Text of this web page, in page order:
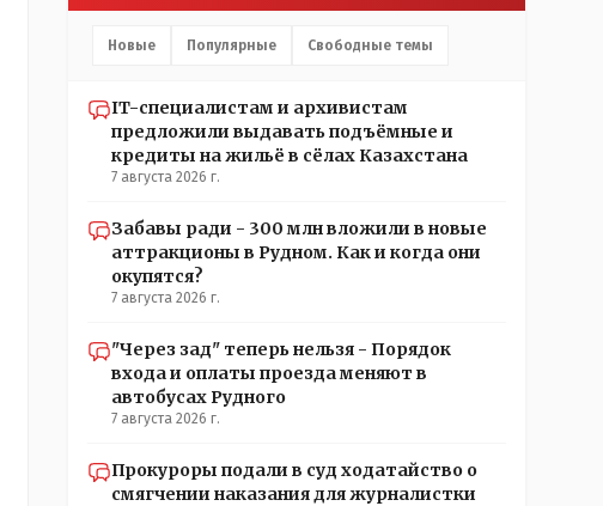
предназначенных для административно-
управленческого персонала. И Также в каждой
группе установлены кондиционеры, питьевой и
контроль, учитывая погодные условия в это лето.
Мы решили. что это - противоречие. Вы считаете
иначе?
Новые Популярные Свободные темы
IT-специалистам и архивистам
предложили выдавать подъёмные и
кредиты на жильё в сёлах Казахстана
7 августа 2026 г.
Забавы ради - 300 млн вложили в новые
аттракционы в Рудном. Как и когда они
окупятся?
7 августа 2026 г.
"Через зад" теперь нельзя - Порядок
входа и оплаты проезда меняют в
автобусах Рудного
7 августа 2026 г.
Прокуроры подали в суд ходатайство о
смягчении наказания для журналистки